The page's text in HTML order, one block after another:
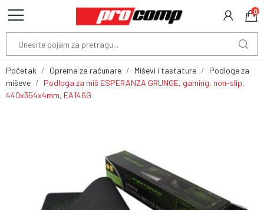
0
Početak Oprema za računare Miševi i tastature
Podloge za
miševe
Podloga za miš ESPERANZA GRUNGE, gaming, non-slip,
440x354x4mm, EA146G